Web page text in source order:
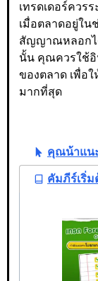
เทรดเดอร์ควร
เมื่อตลาดอยู่ใน
สัญญาณหลอกไ
นั้น คุณควรใช้อิ
ของตลาด เพื่อ
มากที่สุด
คุณน้าแน
คัมภีร์เริ่